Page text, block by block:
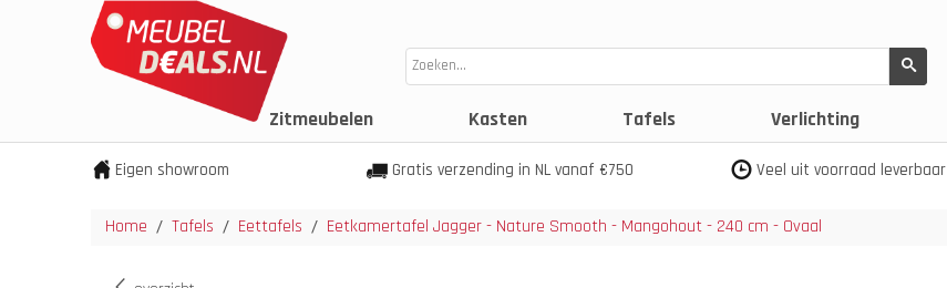
Zitmeubelen Kasten Tafels Verlichting
Eigen showroom Gratis verzending in NL vanaf €750 Veel uit voorraad leverbaar
Home / Tafels / Eettafels / Eetkamertafel Jagger - Nature Smooth - Mangohout - 240 cm - Ovaal